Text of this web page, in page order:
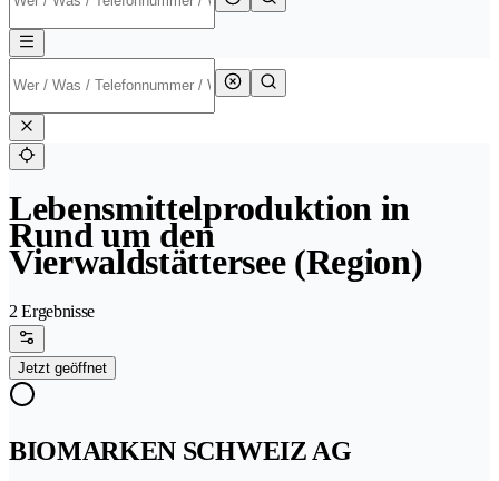
Lebensmittelproduktion in
Rund um den
Vierwaldstättersee (Region)
2 Ergebnisse
Jetzt geöffnet
BIOMARKEN SCHWEIZ AG